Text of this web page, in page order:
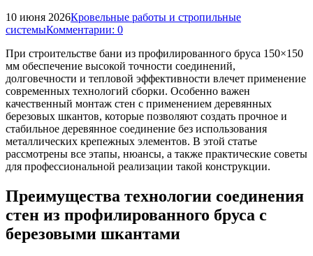
10 июня 2026Кровельные работы и стропильные
системыКомментарии: 0
При строительстве бани из профилированного бруса 150×150
мм обеспечение высокой точности соединений,
долговечности и тепловой эффективности влечет применение
современных технологий сборки. Особенно важен
качественный монтаж стен с применением деревянных
березовых шкантов, которые позволяют создать прочное и
стабильное деревянное соединение без использования
металлических крепежных элементов. В этой статье
рассмотрены все этапы, нюансы, а также практические советы
для профессиональной реализации такой конструкции.
Преимущества технологии соединения
стен из профилированного бруса с
березовыми шкантами